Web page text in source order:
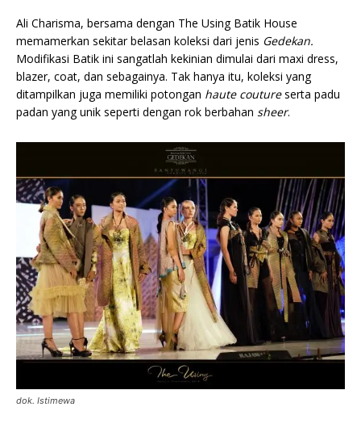
Ali Charisma, bersama dengan The Using Batik House
memamerkan sekitar belasan koleksi dari jenis Gedekan.
Modifikasi Batik ini sangatlah kekinian dimulai dari maxi dress,
blazer, coat, dan sebagainya. Tak hanya itu, koleksi yang
ditampilkan juga memiliki potongan haute coutureserta padu
padan yang unik seperti dengan rok berbahan sheer.
dok. Istimewa